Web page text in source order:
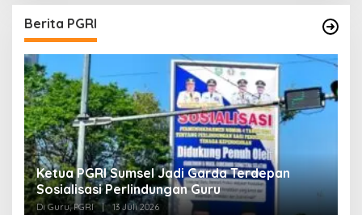
Berita PGRI
Ketua PGRI Sumsel Jadi Garda Terdepan
Sosialisasi Perlindungan Guru
Di Guru, PGRI | 13 Juli 2026